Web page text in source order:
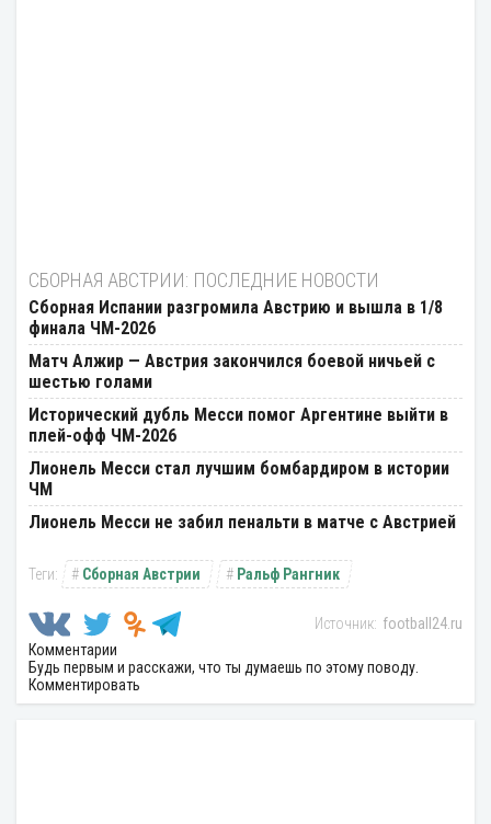
СБОРНАЯ АВСТРИИ: ПОСЛЕДНИЕ НОВОСТИ
Сборная Испании разгромила Австрию и вышла в 1/8
финала ЧМ-2026
Матч Алжир — Австрия закончился боевой ничьей с
шестью голами
Исторический дубль Месси помог Аргентине выйти в
плей-офф ЧМ-2026
Лионель Месси стал лучшим бомбардиром в истории
ЧМ
Лионель Месси не забил пенальти в матче с Австрией
Сборная Австрии Ральф Рангник
football24.ru
Комментарии
Будь первым и расскажи, что ты думаешь по этому поводу.
Комментировать